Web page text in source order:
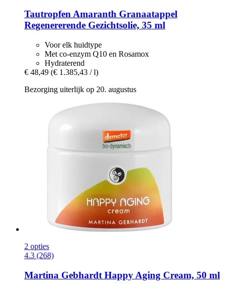
TautropfenAmaranth Granaatappel
Regenererende Gezichtsolie, 35 ml
Voor elk huidtype
Met co-enzym Q10 en Rosamox
Hydraterend
€ 48,49 (€ 1.385,43 / l)
Bezorging uiterlijk op 20. augustus
2 opties
4.3 (268)
Martina Gebhardt Happy Aging Cream, 50 ml